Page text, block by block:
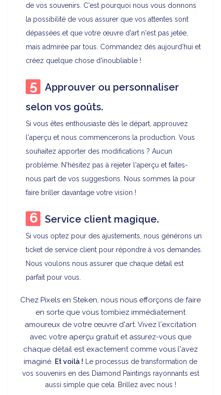
de vos souvenirs. C'est pourquoi nous vous donnons
la possibilité de vous assurer que vos attentes sont
dépassées et que votre œuvre d'art n'est pas jetée,
mais admirée par tous. Commandez dès aujourd'hui et
créez quelque chose d'inoubliable !
Approuver ou personnaliser
selon vos goûts.
Si vous êtes enthousiaste dès le départ, approuvez
l'aperçu et nous commencerons la production. Vous
souhaitez apporter des modifications ? Aucun
problème. N'hésitez pas à rejeter l'aperçu et faites-
nous part de vos suggestions. Nous sommes là pour
faire briller davantage votre vision !
Service client magique.
Si vous optez pour des ajustements, nous générons un
ticket de service client pour répondre à vos demandes.
Nous voulons nous assurer que chaque détail est
parfait pour vous.
Chez Pixels en Steken, nous nous efforçons de faire
en sorte que vous tombiez immédiatement
amoureux de votre œuvre d'art. Vivez l'excitation
avec votre aperçu gratuit et assurez-vous que
chaque détail est exactement comme vous l'avez
imaginé. Et voilà ! Le processus de transformation de
vos souvenirs en des Diamond Paintings rayonnants est
aussi simple que cela. Brillez avec nous !